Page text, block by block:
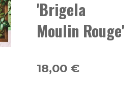
'Brigela
Moulin Rouge'
18,00 €